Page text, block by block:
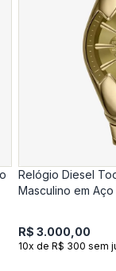
Relógio Diesel
Masculino em
R$ 3.000,00
10x de R$ 300 sem